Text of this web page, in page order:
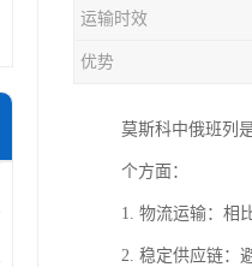
运输时效
优势
莫斯科中俄班列
个方面：
1. 物流运输：相
2. 稳定供应链：